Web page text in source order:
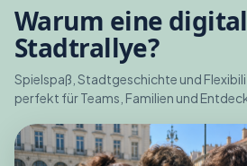
Warum eine
Stadtrallye?
Spielspaß, Stadtgeschichte und
perfekt für Teams, Familien und